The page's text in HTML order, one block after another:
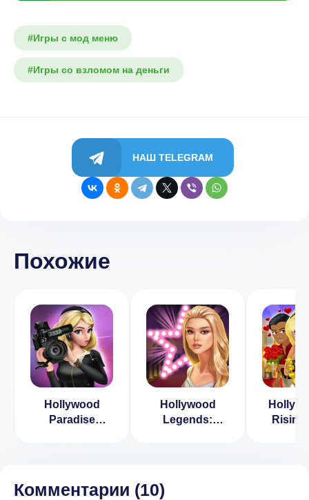
#Игры с мод меню
#Игры со взломом на деньги
НАШ TELEGRAM
Похожие
Hollywood
Paradise
Hollywood
Legends:
Rising
Комментарии (10)